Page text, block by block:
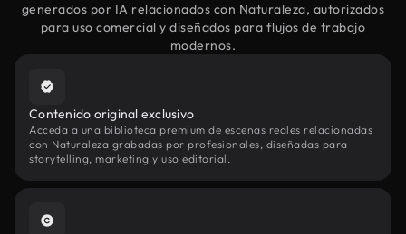
generados por IA relacionados con Naturaleza, autorizados
para uso comercial y diseñados para flujos de trabajo
modernos.
Contenido original exclusivo
Acceda a una biblioteca premium de escenas reales relacionadas
con Naturaleza grabadas por profesionales, diseñadas para
storytelling, marketing y uso editorial.